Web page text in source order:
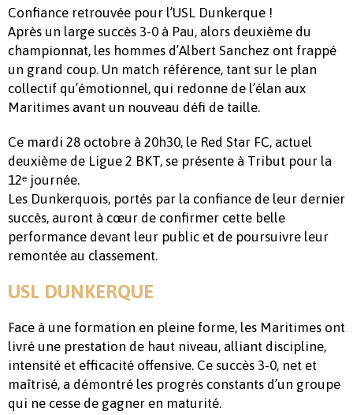
Confiance retrouvée pour l’USL Dunkerque !
Après un large succès 3-0 à Pau, alors deuxième du
championnat, les hommes d’Albert Sanchez ont frappé
un grand coup. Un match référence, tant sur le plan
collectif qu’émotionnel, qui redonne de l’élan aux
Maritimes avant un nouveau défi de taille.
Ce mardi 28 octobre à 20h30, le Red Star FC, actuel
deuxième de Ligue 2 BKT, se présente à Tribut pour la
12ᵉ journée.
Les Dunkerquois, portés par la confiance de leur dernier
succès, auront à cœur de confirmer cette belle
performance devant leur public et de poursuivre leur
remontée au classement.
USL DUNKERQUE
Face à une formation en pleine forme, les Maritimes ont
livré une prestation de haut niveau, alliant discipline,
intensité et efficacité offensive. Ce succès 3-0, net et
maîtrisé, a démontré les progrès constants d’un groupe
qui ne cesse de gagner en maturité.